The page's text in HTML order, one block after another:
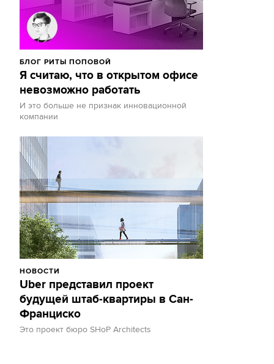
БЛОГ РИТЫ ПОПОВОЙ
Я считаю, что в открытом офисе
невозможно работать
И это больше не признак инновационной
компании
НОВОСТИ
Uber представил проект
будущей штаб-квартиры в Сан-
Франциско
Это проект бюро SHoP Architects